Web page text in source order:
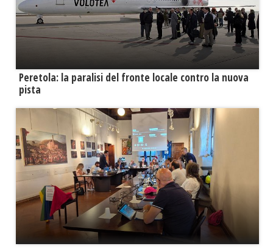
Peretola: la paralisi del fronte locale contro la nuova
pista